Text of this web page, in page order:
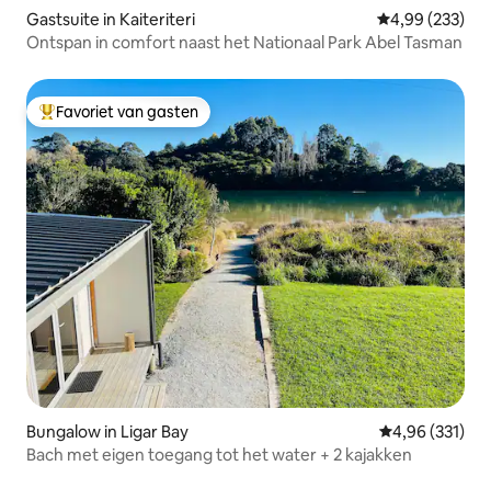
Gastsuite in Kaiteriteri Gemiddelde
4,99 (233)
Ontspan in comfort naast het Nationaal Park Abel Tasman
Topfavoriet van gasten
Favoriet van gasten
Bungalow in Ligar Bay Gemiddelde
4,96 (331)
Bach met eigen toegang tot het water + 2 kajakken